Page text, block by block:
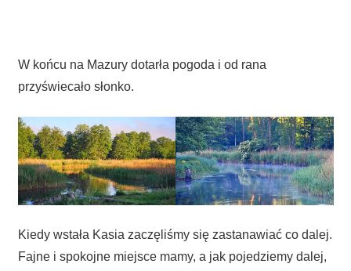
W końcu na Mazury dotarła pogoda i od rana
przyświecało słonko.
Kiedy wstała Kasia zaczęliśmy się zastanawiać co dalej.
Fajne i spokojne miejsce mamy, a jak pojedziemy dalej,